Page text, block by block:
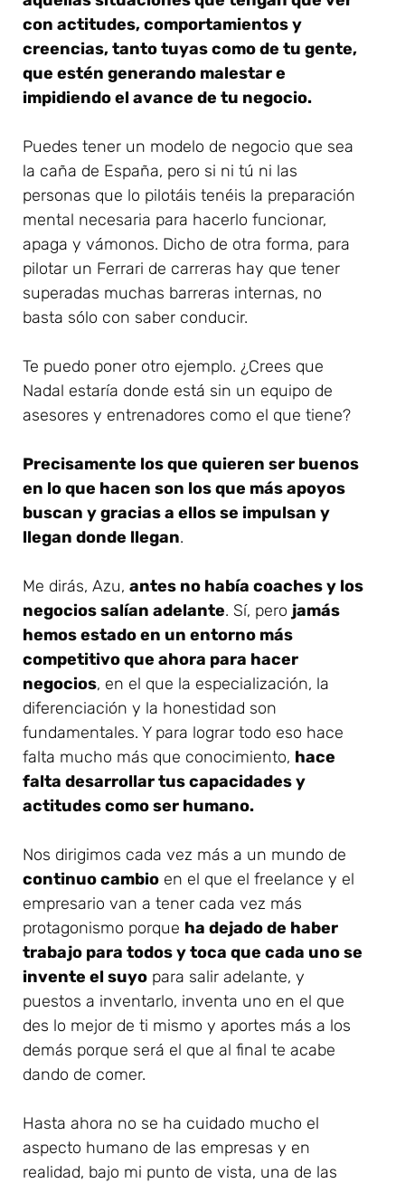
con actitudes, comportamientos y
creencias, tanto tuyas como de tu gente,
que estén generando malestar e
impidiendo el avance de tu negocio.
Puedes tener un modelo de negocio que sea
la caña de España, pero si ni tú ni las
personas que lo pilotáis tenéis la preparación
mental necesaria para hacerlo funcionar,
apaga y vámonos. Dicho de otra forma, para
pilotar un Ferrari de carreras hay que tener
superadas muchas barreras internas, no
basta sólo con saber conducir.
Te puedo poner otro ejemplo. ¿Crees que
Nadal estaría donde está sin un equipo de
asesores y entrenadores como el que tiene?
Precisamente los que quieren ser buenos
en lo que hacen son los que más apoyos
buscan y gracias a ellos se impulsan y
llegan donde llegan.
Me dirás, Azu, antes no había coaches y los
negocios salían adelante. Sí, pero jamás
hemos estado en un entorno más
competitivo que ahora para hacer
negocios, en el que la especialización, la
diferenciación y la honestidad son
fundamentales. Y para lograr todo eso hace
falta mucho más que conocimiento, hace
falta desarrollar tus capacidades y
actitudes como ser humano.
Nos dirigimos cada vez más a un mundo de
continuo cambio en el que el freelance y el
empresario van a tener cada vez más
protagonismo porque ha dejado de haber
trabajo para todos y toca que cada uno se
invente el suyo para salir adelante, y
puestos a inventarlo, inventa uno en el que
des lo mejor de ti mismo y aportes más a los
demás porque será el que al final te acabe
dando de comer.
Hasta ahora no se ha cuidado mucho el
aspecto humano de las empresas y en
realidad, bajo mi punto de vista, una de las